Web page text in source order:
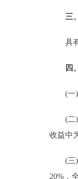
三、
具有
四
(一)农
(二)集
收益中
(三)乡
20%，